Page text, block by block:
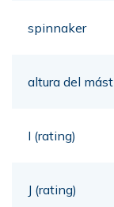
spinnaker
altura del
I (rating)
J (rating)